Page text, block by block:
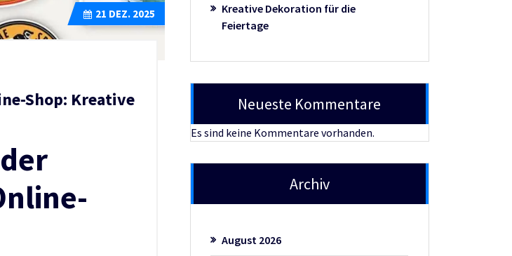
21 DEZ. 2025
Shop: Kreative
Kreative Dekoration für die
Feiertage
Neueste Kommentare
Es sind keine Kommentare vorhanden.
Archiv
August 2026